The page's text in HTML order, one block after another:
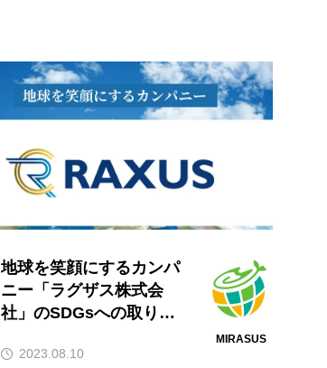
地球を笑顔にするカンパ
ニー「ラグザス株式会
社」のSDGsへの取り組
MIRASUS
2023.08.10